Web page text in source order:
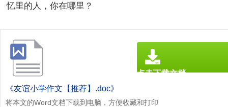
忆里的人，你在哪里？
《友谊小学作文【推荐】.doc》
将本文的Word文档下载到电脑，方便收藏和打印
点击下载文档